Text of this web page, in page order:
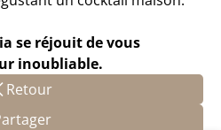
se réjouit de vous
inoubliable.
Retour